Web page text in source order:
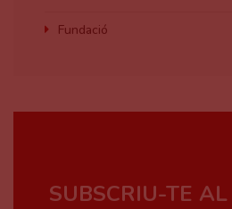
Fundació
SUBSCRIU-TE